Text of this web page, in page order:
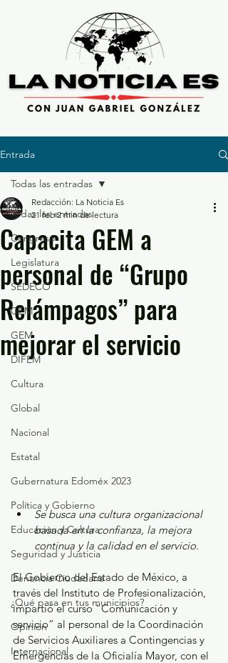
Entrada
Todas las entradas
Congreso
Legislatura
SEDECO
GEM
GEM
DIFEM
Cultura
Global
Nacional
Estatal
Gubernatura Edoméx 2023
Política y Gobierno
Educación y Cultura
Seguridad y Justicia
Denuncia Ciudadana
¿Qué pasa en tus municipios?
Opinión
Internacional
Todas las entradas
Capacita GEM a
personal de “Grupo
Relámpagos” para
mejorar el servicio
Redacción: La Noticia Es
21 feb 2 min de lectura
Se busca una cultura organizacional
basada en la confianza, la mejora
continua y la calidad en el servicio.
El Gobierno del Estado de México, a
través del Instituto de Profesionalización,
impartió el curso “Comunicación y
servicio” al personal de la Coordinación
de Servicios Auxiliares a Contingencias y
Emergencias de la Oficialía Mayor, con el